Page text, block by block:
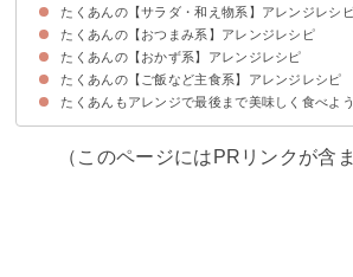
①たくあんのマヨネーズ和え
②たくあんのチーズ和え
③たくあんとチーズの味噌和え
たくあんの【サラダ・和え物系】アレンジレシ
①たくあんと卵の和風サラダ
②たくあんときゅうりの鰹節和え
③たくあんとトマトのポン酢和え
④たくあん入りポテトサラダ
たくあんの【おつまみ系】アレンジレシピ
①たくあんの唐揚げ
②納豆入りユッケ風おつまみ
③たくあんの卵焼き
④ごま油香るピリ辛おつまみ
たくあんの【おかず系】アレンジレシピ
①豚肉とたくあんの炒め物
②ささみとたくあんのマヨネーズ和え
③照り焼きチキンたくあんのタルタルソース添え
④たくあんの牛肉巻き
たくあんの【ご飯など主食系】アレンジレシピ
①たくあんの洋風丼
②簡単たくあんチャーハン
③韓国風おにぎり
④たくあんマヨネーズトースト
たくあんもアレンジで最後まで美味しく食べよう
（このページにはPRリンクが含